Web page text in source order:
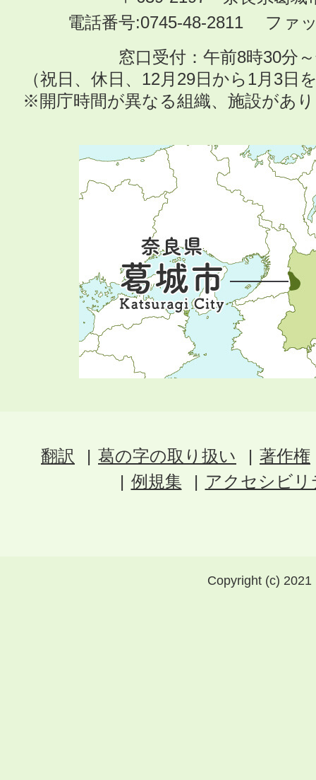
電話番号:0745-48-2811 ファ
窓口受付：午前8時30分
（祝日、休日、12月29日から1月3日
※開庁時間が異なる組織、施設があ
翻訳 葛の字の取り扱い
著作権
例規集
アクセシビ
Copyright (c)